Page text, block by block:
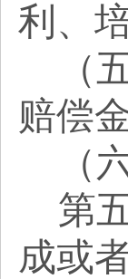
利、
（
赔偿
（
第
成或